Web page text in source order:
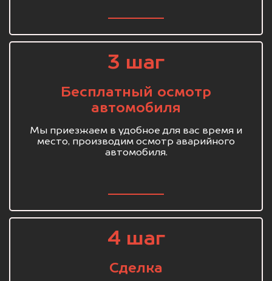
3 шаг
Бесплатный осмотр
автомобиля
Мы приезжаем в удобное для вас время и
место, производим осмотр аварийного
автомобиля.
4 шаг
Сделка